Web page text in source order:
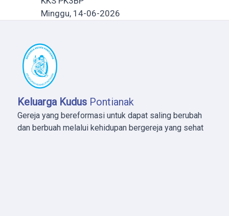
Minggu, 14-06-2026
Keluarga Kudus Pontianak
Gereja yang bereformasi untuk dapat saling berubah
dan berbuah melalui kehidupan bergereja yang sehat